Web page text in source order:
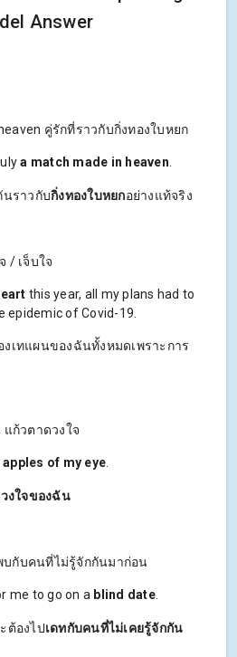
Answer
คู่รักที่ราวกับกิ่งทองใบหยก
a match made in heaven
นราวกับกิ่งทองใบหยกอย่างแท้จริง
/ เจ็บใจ
this year, all my plans had to
epidemic of Covid-19.
เทแผนของฉันทั้งหมดเพราะการ
ก้วตาดวงใจ
apples of my eye
งใจของฉัน
กับคนที่ไม่รู้จักกันมาก่อน
me to go on a blind date.
ต้องไปเดทกับคนที่ไม่เคยรู้จักกัน